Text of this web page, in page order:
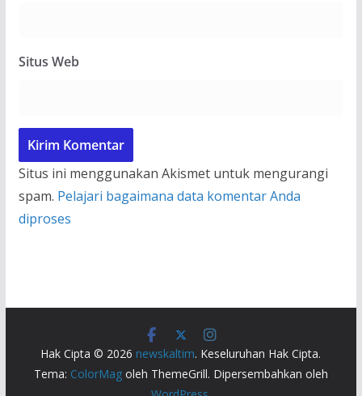
Situs Web
Situs ini menggunakan Akismet untuk mengurangi
spam. Pelajari bagaimana data komentar Anda
diproses
Hak Cipta © 2026 newskaltim. Keseluruhan Hak Cipta.
Tema: ColorMagoleh ThemeGrill. Dipersembahkan oleh